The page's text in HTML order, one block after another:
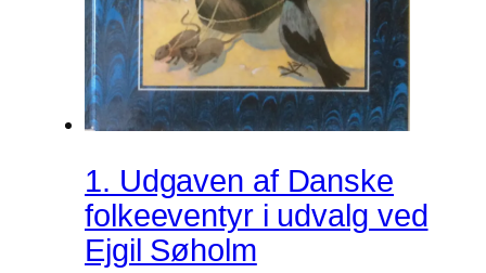
1. Udgaven af Danske
folkeeventyr i udvalg ved
Ejgil Søholm